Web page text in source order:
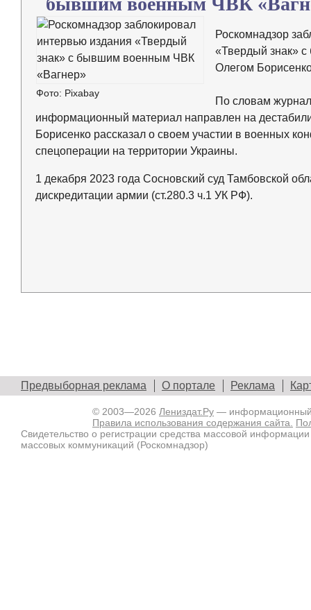
Фото: Pixabay
Роскомнадзор
«Твердый знак»
Олегом
По словам
информационный материал направлен на
Борисенко рассказал о своем участии в военных
спецоперации на территории Украины.
1 декабря 2023 года Сосновский суд Тамбовской
дискредитации армии (ст.280.3 ч.1 УК РФ).
Предвыборная реклама О портале Реклама
© 2003—2026 Лениздат.Ру — информационный
Правила использования содержания сайта.
Свидетельство о регистрации средства массовой
массовых коммуникаций (Роскомнадзор)